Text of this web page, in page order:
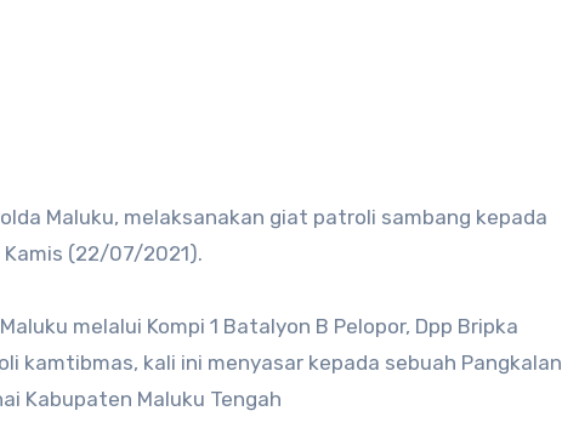
Maluku, melaksanakan giat patroli sambang kepada
(22/07/2021).
melalui Kompi 1 Batalyon B Pelopor, Dpp Bripka
kamtibmas, kali ini menyasar kepada sebuah Pangkalan
Kabupaten Maluku Tengah